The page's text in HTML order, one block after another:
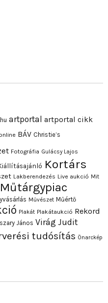
artportal artportal cikk
BÁV Christie’s
Fotográfia Gulácsy Lajos
Kortárs
Lakberendezés Live aukció Mit
Műtárgypiac
Művészet Műértő
Plakát Plakátaukció Rekord
János Virág Judit
tudósítás Önarckép